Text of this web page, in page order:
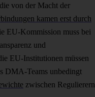
von der Macht der
kamen erst durch
EU-Kommission muss bei
und
EU-Institutionen müssen
DMA-Teams unbedingt
zwischen Regulierern